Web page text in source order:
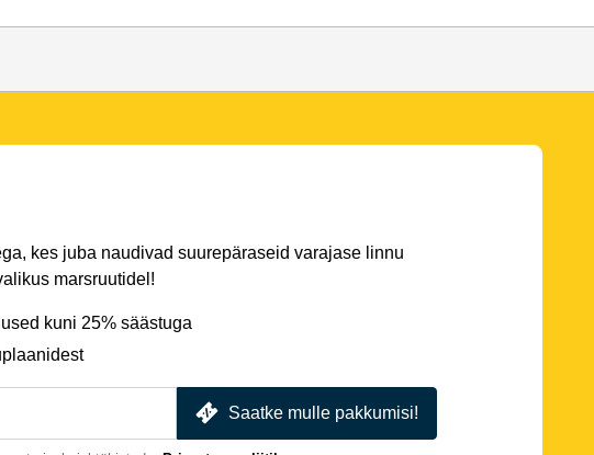
kes juba naudivad suurepäraseid varajase linnu
marsruutidel!
kuni 25% säästuga
Saatke mulle pakkumisi!